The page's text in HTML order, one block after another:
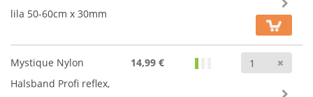
lila 50-60cm x 30mm
Mystique Nylon
Halsband Profi reflex,
14,99 €